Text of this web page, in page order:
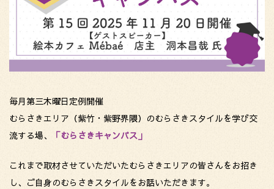
毎月第三木曜日定例開催
むらさきエリア（紫竹・紫野界隈）のむらさきスタイルを学び交
流する場、
「むらさきキャンパス」
これまで取材させていただいたむらさきエリアの皆さんをお招き
し、ご自身のむらさきスタイルをお話いただきます。